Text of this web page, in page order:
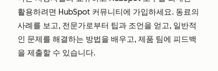
활용하려면 HubSpot 커뮤니티에 가입하세요. 동료의
사례를 보고, 전문가로부터 팁과 조언을 얻고, 일반적
인 문제를 해결하는 방법을 배우고, 제품 팀에 피드백
을 제출할 수 있습니다.